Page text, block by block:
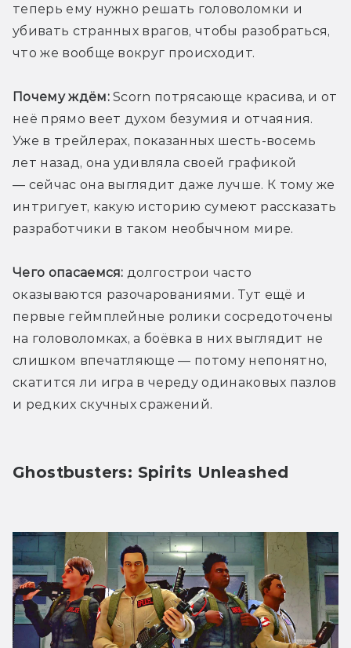
теперь ему нужно решать головоломки и
убивать странных врагов, чтобы разобраться,
что же вообще вокруг происходит.
Почему ждём: Scorn потрясающе красива, и от
неё прямо веет духом безумия и отчаяния.
Уже в трейлерах, показанных шесть-восемь
лет назад, она удивляла своей графикой
— сейчас она выглядит даже лучше. К тому же
интригует, какую историю сумеют рассказать
разработчики в таком необычном мире.
Чего опасаемся: долгострои часто
оказываются разочарованиями. Тут ещё и
первые геймплейные ролики сосредоточены
на головоломках, а боёвка в них выглядит не
слишком впечатляюще — потому непонятно,
скатится ли игра в череду одинаковых пазлов
и редких скучных сражений.
Ghostbusters: Spirits Unleashed